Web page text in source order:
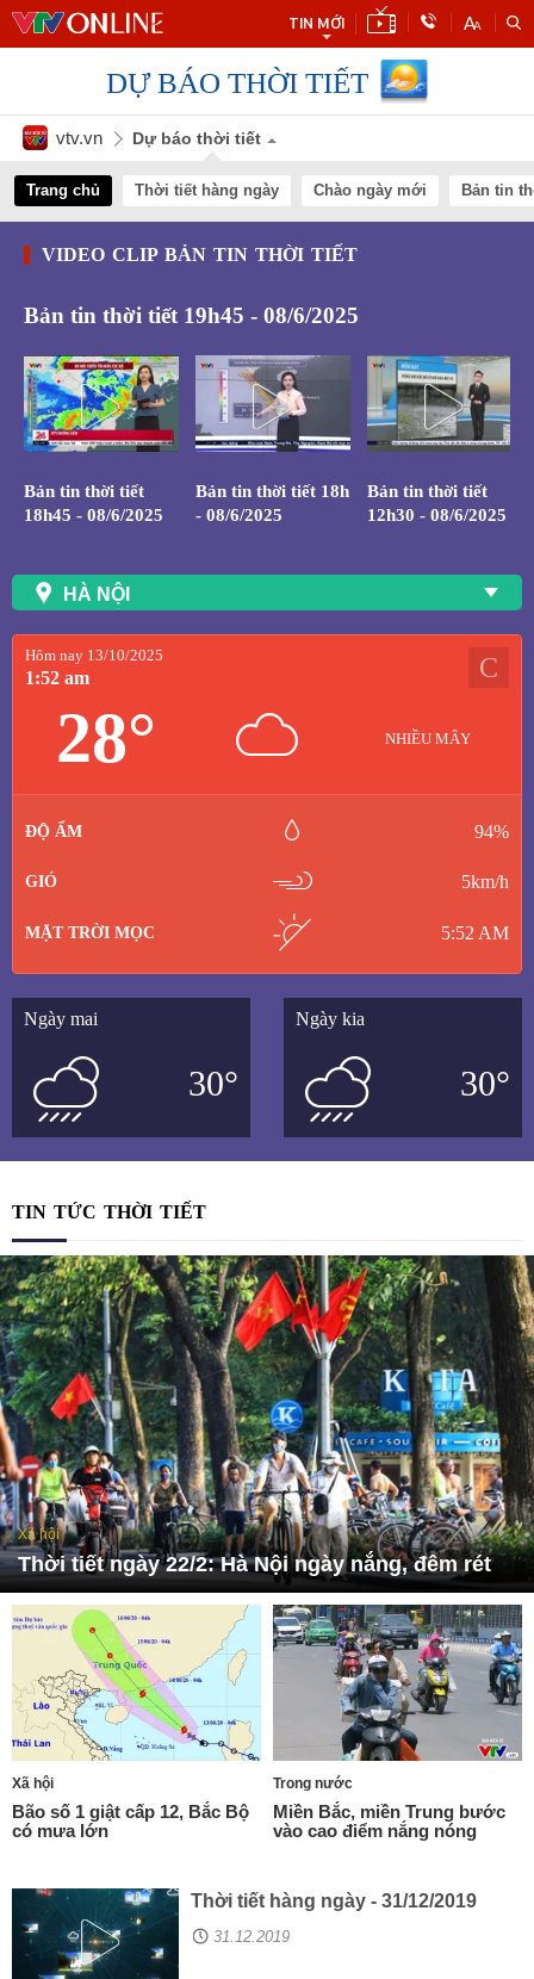
TIN MỚI
DỰ BÁO THỜI TIẾT
vtv.vn Dự báo thời tiết
Trang chủ Thời tiết hàng ngày Chào ngày mới Bản tin
VIDEO CLIP BẢN TIN THỜI TIẾT
Bản tin thời tiết 19h45 - 08/6/2025
Bản tin thời tiết
18h45 - 08/6/2025
Bản tin thời tiết 18h
- 08/6/2025
Bản tin thời tiết
12h30 - 08/6/2025
HÀ NỘI
C
Hôm nay 13/10/2025
1:52 am
28° NHIỀU MÂY
ĐỘ ẨM 94%
GIÓ 5km/h
MẶT TRỜI MỌC 5:52 AM
Ngày mai
30°
Ngày kia
30°
TIN TỨC THỜI TIẾT
Xã hội
Thời tiết ngày 22/2: Hà Nội ngày nắng, đêm rét
Xã hội
Bão số 1 giật cấp 12, Bắc Bộ
có mưa lớn
Trong nước
Miền Bắc, miền Trung bước
vào cao điểm nắng nóng
Thời tiết hàng ngày - 31/12/2019
31.12.2019